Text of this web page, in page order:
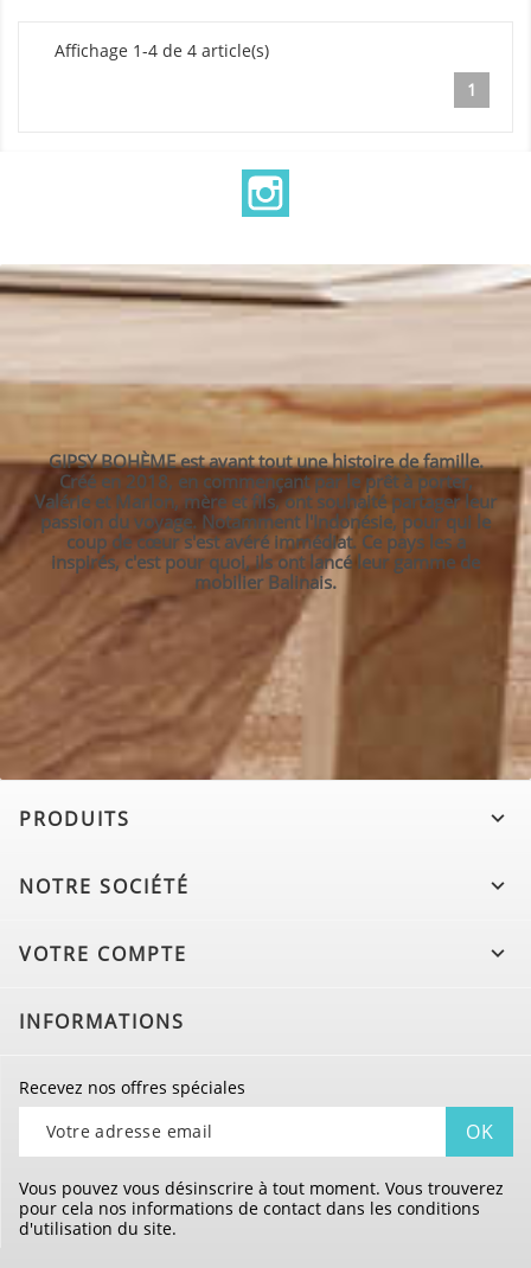
Affichage 1-4 de 4 article(s)
1
GIPSY BOHÈME est avant tout une histoire de famille.
Créé en 2018, en commençant par le prêt à porter,
Valérie et Marlon, mère et fils, ont souhaité partager leur
passion du voyage. Notamment l'Indonésie, pour qui le
coup de cœur s'est avéré immédiat. Ce pays les a
inspirés, c'est pour quoi, ils ont lancé leur gamme de
mobilier Balinais.
PRODUITS 
NOTRE SOCIÉTÉ 
VOTRE COMPTE 
INFORMATIONS
Recevez nos offres spéciales
Vous pouvez vous désinscrire à tout moment. Vous trouverez
pour cela nos informations de contact dans les conditions
d'utilisation du site.